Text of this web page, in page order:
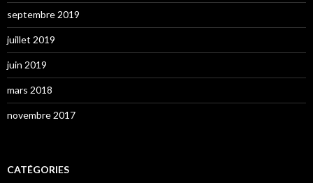
septembre 2019
juillet 2019
juin 2019
mars 2018
novembre 2017
CATÉGORIES